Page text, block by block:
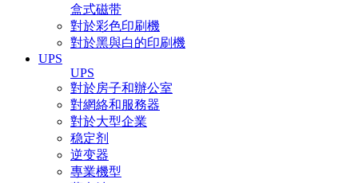
盒式磁带
對於彩色印刷機
對於黑與白的印刷機
UPS
UPS
對於房子和辦公室
對網絡和服務器
對於大型企業
稳定剂
逆变器
專業機型